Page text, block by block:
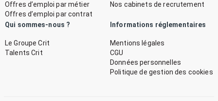
Offres d’emploi par métier
Offres d’emploi par contrat
Nos cabinets de recrutement
Qui sommes-nous ?
Le Groupe Crit
Talents Crit
Informations réglementaires
Mentions légales
CGU
Données personnelles
Politique de gestion des cookies